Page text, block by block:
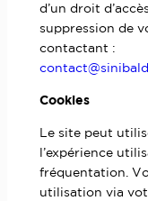
d’un droit
suppression de
contactant :
Cookies
Le site peut
l’expérience
fréquentation.
utilisation via